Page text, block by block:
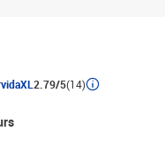
vidaXL 2.79/5(14)